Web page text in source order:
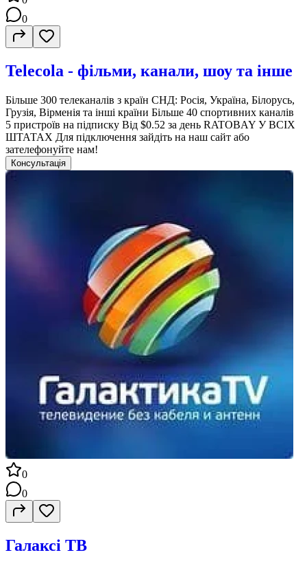
0
Telecola - фільми, канали, шоу та інше
Більше 300 телеканалів з країн СНД: Росія, Україна, Білорусь,
Грузія, Вірменія та інші країни Більше 40 спортивних каналів
5 пристроїв на підписку Від $0.52 за день RATOBAY У ВСІХ
ШТАТАХ Для підключення зайдіть на наш сайт або
зателефонуйте нам!
Консультація
0
0
Галаксі ТВ